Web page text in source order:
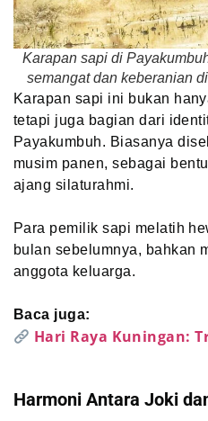
Karapan sapi di
semangat dan keberanian
Karapan sapi ini bukan
tetapi juga bagian dari
Payakumbuh. Biasanya
musim panen, sebagai
ajang silaturahmi.
Para pemilik sapi melatih
bulan sebelumnya, bahkan
anggota keluarga.
Baca juga:
Hari Raya Kuningan:
Harmoni Antara Joki